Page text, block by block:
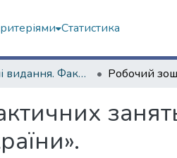
Статистика
Навчальні видання. Факультет геології, географіії, рекреації і туризму